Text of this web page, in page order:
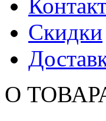
Скидки
О